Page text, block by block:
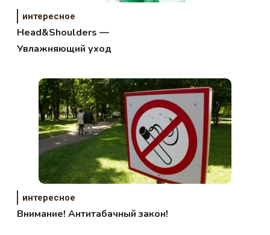
интересное
Head&Shoulders —
Увлажняющий уход
интересное
Внимание! Антитабачный закон!